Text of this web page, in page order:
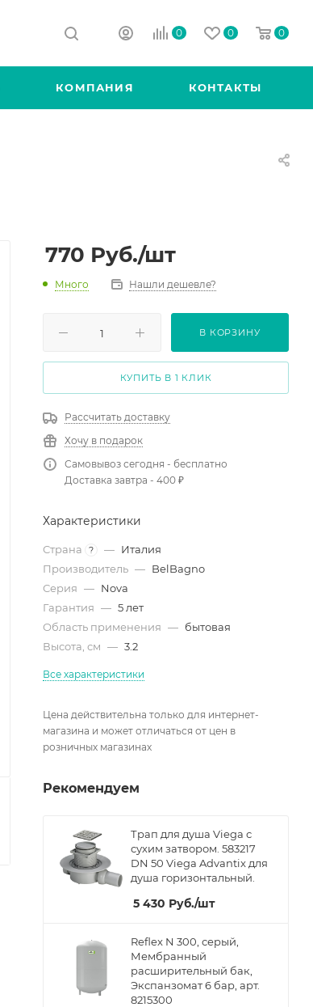
0 0 0
КОМПАНИЯ КОНТАКТЫ
770 Руб./шт
Много Нашли дешевле?
В КОРЗИНУ
КУПИТЬ В 1 КЛИК
Рассчитать доставку
Хочу в подарок
Самовывоз сегодня - бесплатно
Доставка завтра - 400 ₽
Характеристики
Страна ? — Италия
Производитель — BelBagno
Серия — Nova
Гарантия — 5 лет
Область применения — бытовая
Высота, см — 3.2
Все характеристики
Цена действительна только для интернет-
магазина и может отличаться от цен в
розничных магазинах
Рекомендуем
Трап для душа Viega с
сухим затвором. 583217
DN 50 Viega Advantix для
душа горизонтальный.
5 430 Руб./шт
Reflex N 300, серый,
Мембранный
расширительный бак,
Экспанзомат 6 бар, арт.
8215300